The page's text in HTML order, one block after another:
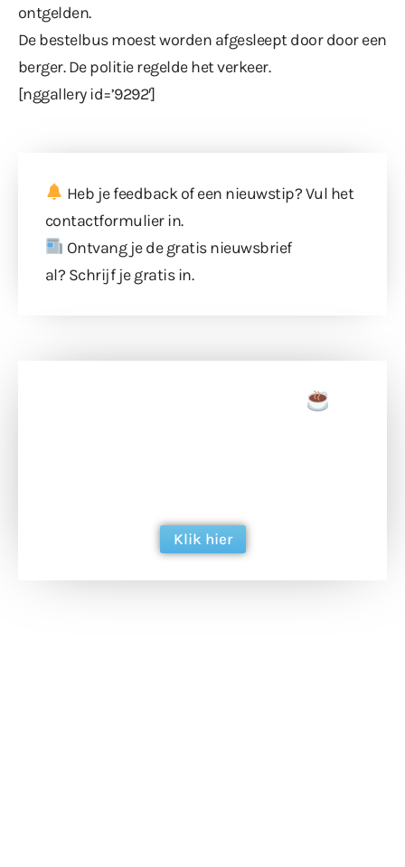
ontgelden.
De bestelbus moest worden afgesleept door door een
berger. De politie regelde het verkeer.
[nggallery id=’9292′]
Heb je feedback of een nieuwstip? Vul het
contactformulierin.
Ontvang je de gratis nieuwsbrief
al? Schrijf je gratis in.
Klik hier